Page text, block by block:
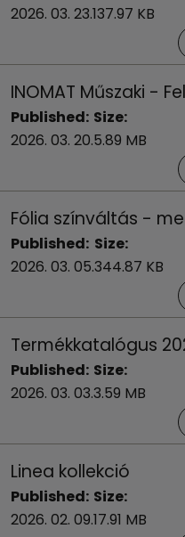
2026. 03. 23.137.97 KB
INOMAT Műszaki -
Published:
2026. 03. 20.
Size:
5.89 MB
Fólia színváltás -
Published:
2026. 03. 05.
Size:
344.87 KB
Termékkatalógus
Published:
2026. 03. 03.
Size:
3.59 MB
Linea kollekció
Published:
2026. 02. 09.
Size:
17.91 MB